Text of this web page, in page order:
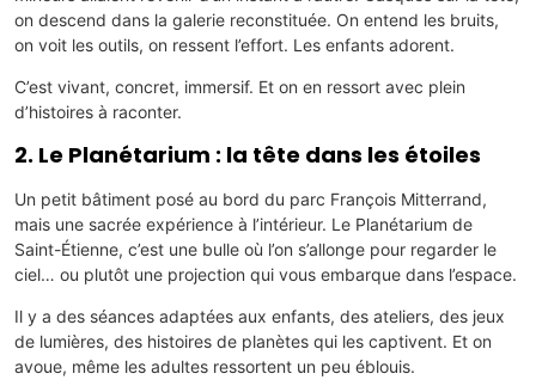
on descend dans la galerie reconstituée. On entend les bruits,
on voit les outils, on ressent l’effort. Les enfants adorent.
C’est vivant, concret, immersif. Et on en ressort avec plein
d’histoires à raconter.
2. Le Planétarium : la tête dans les étoiles
Un petit bâtiment posé au bord du parc François Mitterrand,
mais une sacrée expérience à l’intérieur. Le Planétarium de
Saint-Étienne, c’est une bulle où l’on s’allonge pour regarder le
ciel… ou plutôt une projection qui vous embarque dans l’espace.
Il y a des séances adaptées aux enfants, des ateliers, des jeux
de lumières, des histoires de planètes qui les captivent. Et on
avoue, même les adultes ressortent un peu éblouis.